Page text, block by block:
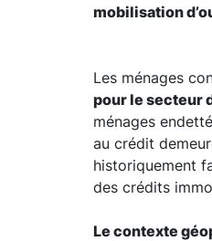
mobilisation
Les ménages
pour le secteur
ménages
au crédit
historiquement
des crédits
Le contexte